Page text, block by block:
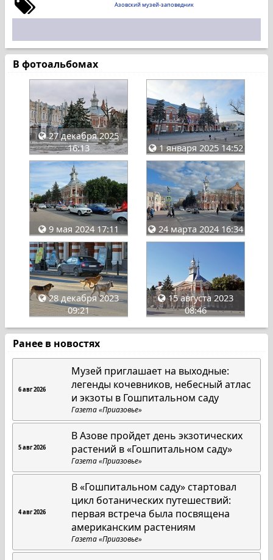
Азовский музей-заповедник
В фотоальбомах
27 декабря 2025
16:13
1 января 2025 14:52
9 мая 2024 17:11 24 марта 2024 16:34
28 декабря 2023
09:21
15 августа 2023
08:46
Ранее в новостях
6 авг 2026
Музей приглашает на выходные:
легенды кочевников, небесный атлас
и экзоты в Гошпитальном саду
Газета «Приазовье»
5 авг 2026
В Азове пройдет день экзотических
растений в «Гошпитальном саду»
Газета «Приазовье»
4 авг 2026
В «Гошпитальном саду» стартовал
цикл ботанических путешествий:
первая встреча была посвящена
американским растениям
Газета «Приазовье»